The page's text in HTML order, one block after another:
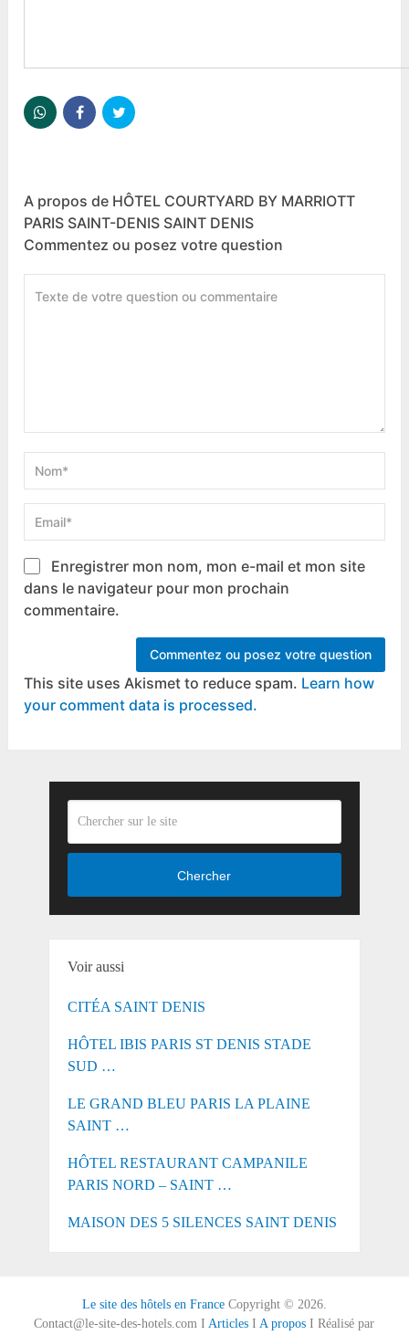
A propos de HÔTEL COURTYARD BY MARRIOTT
PARIS SAINT-DENIS SAINT DENIS
Commentez ou posez votre question
Enregistrer mon nom, mon e-mail et mon site
dans le navigateur pour mon prochain
commentaire.
This site uses Akismet to reduce spam. Learn how
your comment data is processed.
Chercher
Voir aussi
CITÉA SAINT DENIS
HÔTEL IBIS PARIS ST DENIS STADE
SUD …
LE GRAND BLEU PARIS LA PLAINE
SAINT …
HÔTEL RESTAURANT CAMPANILE
PARIS NORD – SAINT …
MAISON DES 5 SILENCES SAINT DENIS
Le site des hôtels en FranceCopyright © 2026.
Contact@le-site-des-hotels.com IArticles IA propos I Réalisé par